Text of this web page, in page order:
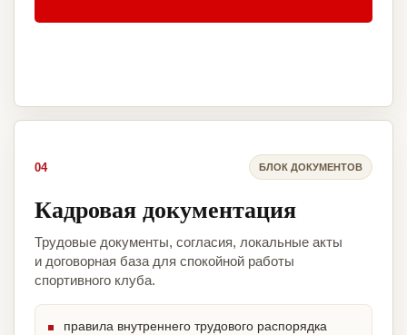
04 БЛОК ДОКУМЕНТОВ
Кадровая документация
Трудовые документы, согласия, локальные акты
и договорная база для спокойной работы
спортивного клуба.
правила внутреннего трудового распорядка